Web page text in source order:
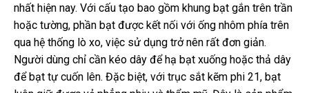
nhất hiện nay. Với cấu tạo bao gồm khung bạt gắn trên trần
hoặc tường, phần bạt được kết nối với ống nhôm phía trên
qua hệ thống lò xo, việc sử dụng trở nên rất đơn giản.
Người dùng chỉ cần kéo dây để hạ bạt xuống hoặc thả dây
để bạt tự cuốn lên. Đặc biệt, với trục sắt kẽm phi 21, bạt